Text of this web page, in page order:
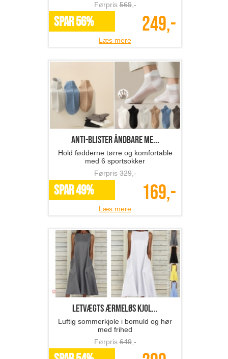
Førpris569,-
SPAR 56% 249,-
Læs mere
Anti-blister åndbare me...
Hold fødderne tørre og komfortable
med 6 sportsokker
Førpris329,-
SPAR 49% 169,-
Læs mere
Letvægts ærmeløs kjol...
Luftig sommerkjole i bomuld og hør
med frihed
Førpris649,-